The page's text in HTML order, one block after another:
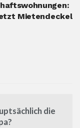
Mietendeckel
die